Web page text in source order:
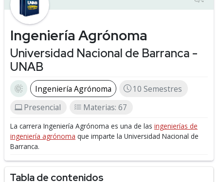
Ingeniería Agrónoma
Universidad Nacional de Barranca -
UNAB
Ingeniería Agrónoma
10 Semestres
Presencial
Materias: 67
La carrera Ingeniería Agrónoma es una de las ingenierías de
ingeniería agrónoma que imparte la Universidad Nacional de
Barranca.
Tabla de contenidos